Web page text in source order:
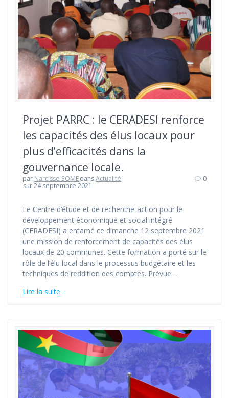
Projet PARRC : le CERADESI renforce
les capacités des élus locaux pour
plus d’efficacités dans la
gouvernance locale.
par Narcisse SOMEdansActualité
sur 24 septembre 2021
0
Le Centre d’étude et de recherche-action pour le
développement économique et social intégré
(CERADESI) a entamé ce dimanche 12 septembre 2021
une mission de renforcement de capacités des élus
locaux de 20 communes. Cette formation a porté sur le
rôle de l’élu local dans le processus budgétaire et les
techniques de reddition des comptes. Prévue…
Lire la suite